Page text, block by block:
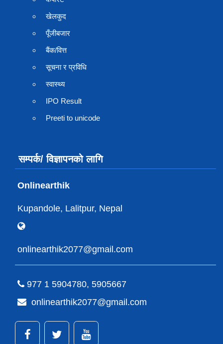
खेलकुद
पूँजीबजार
बैंक/वित्त
सूचना र प्रविधि
स्वास्थ्य
IPO Result
Preeti to unicode
सम्पर्क/ विज्ञापनको लागि
Onlinearthik
Kupandole, Lalitpur, Nepal
onlinearthik2077@gmail.com
977 1 5904780, 5905667
onlinearthik2077@gmail.com